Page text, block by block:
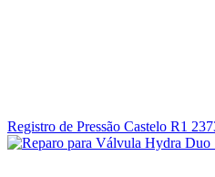
Registro de Pressão Castelo R1